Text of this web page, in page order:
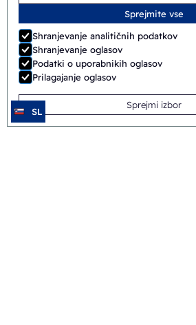
Sprejmite vse
Shranjevanje analitičnih podatkov
Shranjevanje oglasov
Podatki o uporabnikih oglasov
Prilagajanje oglasov
Sprejmi izbor
SL